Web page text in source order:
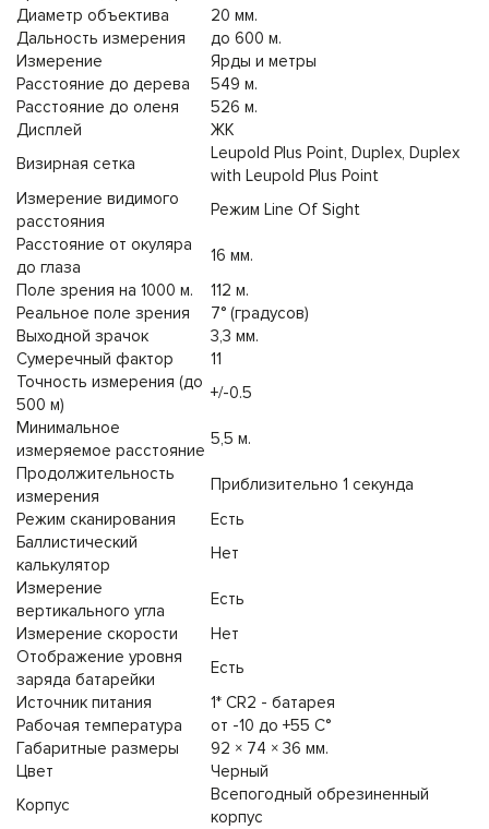
Диаметр объектива
20 мм.
Дальность измерения
до 600 м.
Измерение
Ярды и метры
Расстояние до дерева
549 м.
Расстояние до оленя
526 м.
Дисплей
ЖК
Визирная сетка
Leupold Plus Point, Duplex, Duplex
with Leupold Plus Point
Измерение видимого
расстояния
Режим Line Of Sight
Расстояние от окуляра
до глаза
16 мм.
Поле зрения на 1000 м.
112 м.
Реальное поле зрения
7° (градусов)
Выходной зрачок
3,3 мм.
Сумеречный фактор
11
Точность измерения (до
500 м)
+/-0.5
Минимальное
измеряемое расстояние
5,5 м.
Продолжительность
измерения
Приблизительно 1 секунда
Режим сканирования
Есть
Баллистический
калькулятор
Нет
Измерение
вертикального угла
Есть
Измерение скорости
Нет
Отображение уровня
заряда батарейки
Есть
Источник питания
1* CR2 - батарея
Рабочая температура
от -10 до +55 C°
Габаритные размеры
92 × 74 × 36 мм.
Цвет
Черный
Корпус
Всепогодный обрезиненный
корпус